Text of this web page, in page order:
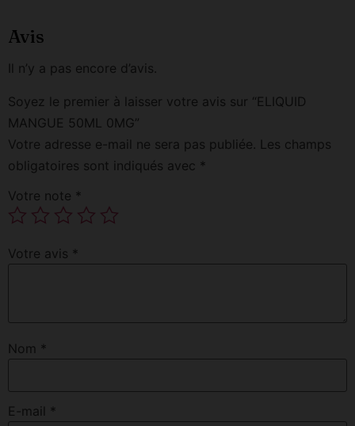
Avis
Il n’y a pas encore d’avis.
Soyez le premier à laisser votre avis sur “ELIQUID
MANGUE 50ML 0MG”
Votre adresse e-mail ne sera pas publiée. Les champs
obligatoires sont indiqués avec *
Votre note *
Votre avis *
Nom *
E-mail *